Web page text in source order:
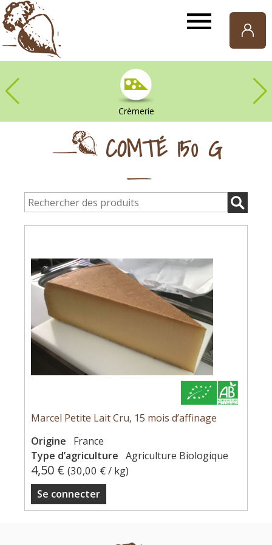
Crèmerie
COMTÉ 150 G
Marcel Petite Lait Cru, 15 mois d’affinage
Origine
France
Type d’agriculture Agriculture Biologique
4,50 € (30,00 €/ kg)
Se connecter